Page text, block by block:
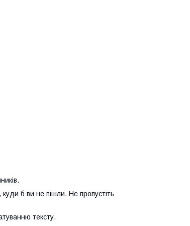
б ви не пішли. Не пропустіть
тексту.